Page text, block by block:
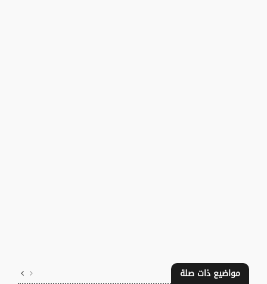
مواضيع ذات صلة